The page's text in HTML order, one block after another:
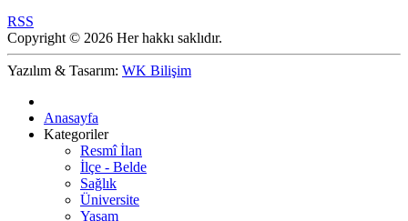
RSS
Copyright © 2026 Her hakkı saklıdır.
Yazılım & Tasarım: WK Bilişim
Anasayfa
Kategoriler
Resmî İlan
İlçe - Belde
Sağlık
Üniversite
Yaşam